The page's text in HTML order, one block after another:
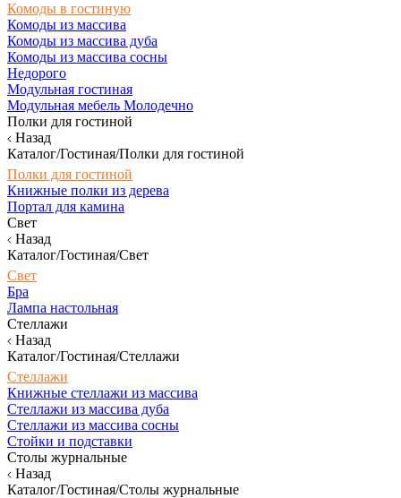
Комоды в гостиную
Комоды из массива
Комоды из массива дуба
Комоды из массива сосны
Недорого
Модульная гостиная
Модульная мебель Молодечно
Полки для гостиной
Назад
Каталог/Гостиная/Полки для гостиной
Полки для гостиной
Книжные полки из дерева
Портал для камина
Свет
Назад
Каталог/Гостиная/Свет
Свет
Бра
Лампа настольная
Стеллажи
Назад
Каталог/Гостиная/Стеллажи
Стеллажи
Книжные стеллажи из массива
Стеллажи из массива дуба
Стеллажи из массива сосны
Стойки и подставки
Столы журнальные
Назад
Каталог/Гостиная/Столы журнальные